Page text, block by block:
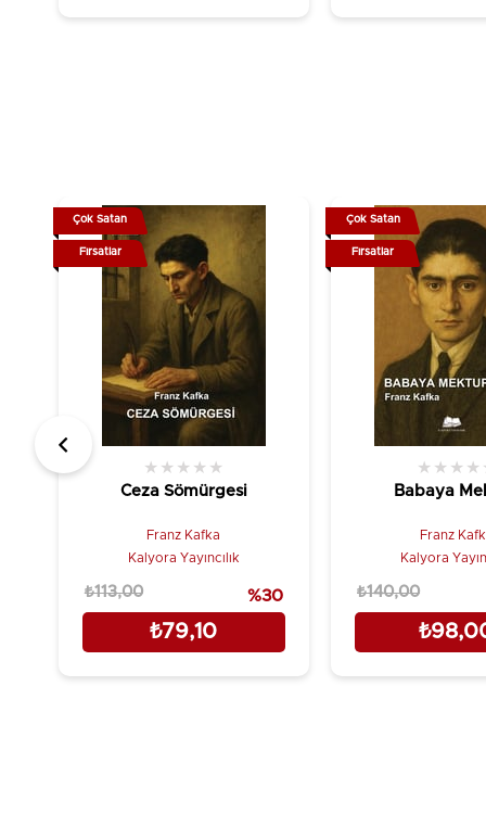
Ceza Sömürgesi
★ ★ ★ ★ ★
Franz Kafka
Kalyora Yayıncılık
₺79,10
₺113,00 %30
Çok Satan
Fırsatlar
Babaya
★ ★ ★ ★
Franz
Kalyora
₺140,00
Çok Satan
Fırsatlar